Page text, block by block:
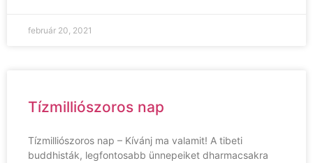
február 20, 2021
Tízmilliószoros nap
Tízmilliószoros nap – Kívánj ma valamit! A tibeti
buddhisták, legfontosabb ünnepeiket dharmacsakra